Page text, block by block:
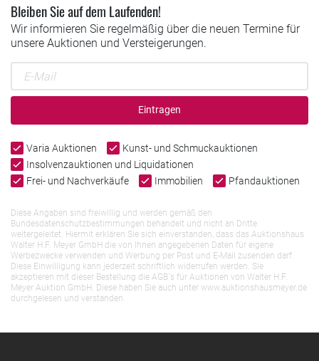
Bleiben Sie auf dem Laufenden!
Wir informieren Sie regelmäßig über die neuen Termine für
unsere Auktionen und Versteigerungen.
Eintragen
Varia Auktionen
Kunst- und Schmuckauktionen
Insolvenzauktionen und Liquidationen
Frei- und Nachverkäufe
Immobilien Pfandauktionen
Diese Angaben sind freiwillig und werden gemäß den
Bundesdatenschutzbestimmungen behandelt und nicht an Dritte
weitergeleitet. Hiermit erklären Sie sich einverstanden, dass das Auktionshaus
Walter H.F. Meyer GmbH die von Ihnen angegebenen Daten für eigene
Werbezwecke verwenden und Werbung per Post und E-Mail zusenden darf.
Diese Einwilligung kann jederzeit schriftlich widerrufen werden. Sie
akzeptieren mit dieser Bestellung die AGB`s für Auktionen von Walter H.F.
Meyer Auktion GmbH. Diese haben Sie auch unter www.auktionshausmeyer.de
durchgelesen und verstanden.